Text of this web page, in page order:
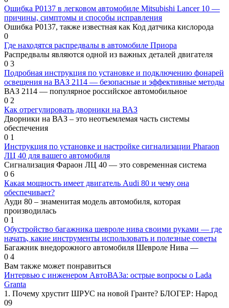
Ошибка P0137 в легковом автомобиле Mitsubishi Lancer 10 —
причины, симптомы и способы исправления
Ошибка Р0137, также известная как Код датчика кислорода
0
Где находятся распредвалы в автомобиле Приора
Распредвалы являются одной из важных деталей двигателя
0 3
Подробная инструкция по установке и подключению фонарей
освещения на ВАЗ 2114 — безопасные и эффективные методы
ВАЗ 2114 — популярное российское автомобильное
0 2
Как отрегулировать дворники на ВАЗ
Дворники на ВАЗ – это неотъемлемая часть системы
обеспечения
0 1
Инструкция по установке и настройке сигнализации Pharaon
ЛЦ 40 для вашего автомобиля
Сигнализация Фараон ЛЦ 40 — это современная система
0 6
Какая мощность имеет двигатель Audi 80 и чему она
обеспечивает?
Ауди 80 – знаменитая модель автомобиля, которая
производилась
0 1
Обустройство багажника шевроле нива своими руками — где
начать, какие инструменты использовать и полезные советы
Багажник внедорожного автомобиля Шевроле Нива —
0 4
Вам также может понравиться
Интервью с инженером АвтоВАЗа: острые вопросы о Lada
Granta
1. Почему хрустит ШРУС на новой Гранте? БЛОГЕР: Народ
09